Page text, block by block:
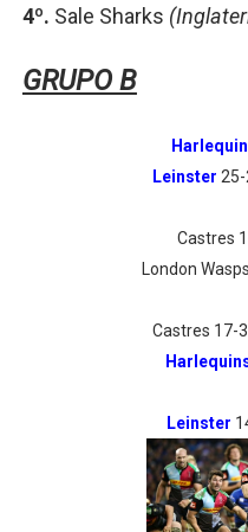
4º. Sale Sharks
GRUPO B
Leinster
Castres
London
Castres 17-
Leinster